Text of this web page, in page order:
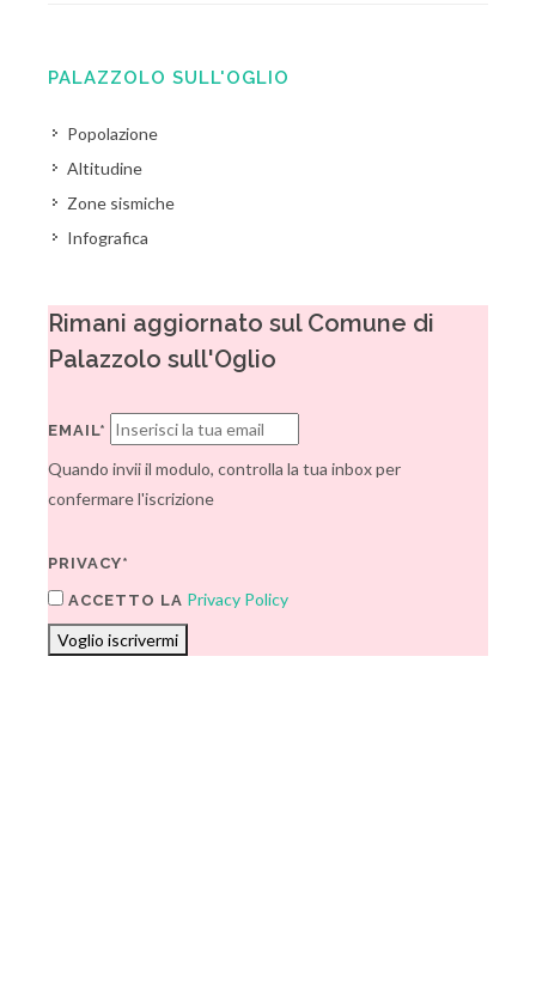
PALAZZOLO SULL'OGLIO
Popolazione
Altitudine
Zone sismiche
Infografica
Rimani aggiornato sul Comune di
Palazzolo sull'Oglio
EMAIL*
Quando invii il modulo, controlla la tua inbox per
confermare l'iscrizione
PRIVACY*
ACCETTO LA Privacy Policy
Voglio iscrivermi